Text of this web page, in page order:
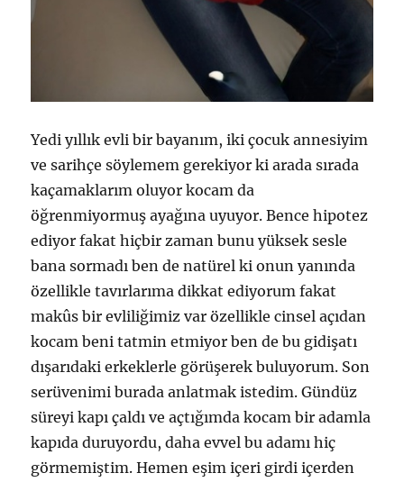
Yedi yıllık evli bir bayanım, iki çocuk annesiyim
ve sarihçe söylemem gerekiyor ki arada sırada
kaçamaklarım oluyor kocam da
öğrenmiyormuş ayağına uyuyor. Bence hipotez
ediyor fakat hiçbir zaman bunu yüksek sesle
bana sormadı ben de natürel ki onun yanında
özellikle tavırlarıma dikkat ediyorum fakat
makûs bir evliliğimiz var özellikle cinsel açıdan
kocam beni tatmin etmiyor ben de bu gidişatı
dışarıdaki erkeklerle görüşerek buluyorum. Son
serüvenimi burada anlatmak istedim. Gündüz
süreyi kapı çaldı ve açtığımda kocam bir adamla
kapıda duruyordu, daha evvel bu adamı hiç
görmemiştim. Hemen eşim içeri girdi içerden